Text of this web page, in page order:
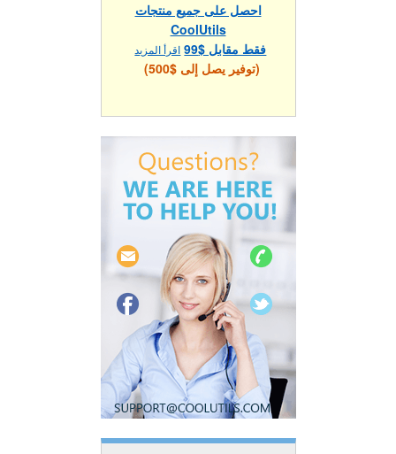
احصل على جميع منتجات
CoolUtils
فقط مقابل $99
اقرأ المزيد
(توفير يصل إلى $500)